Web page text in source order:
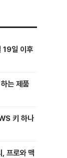
19일 이후
는 제품
키 하나
프로와 맥